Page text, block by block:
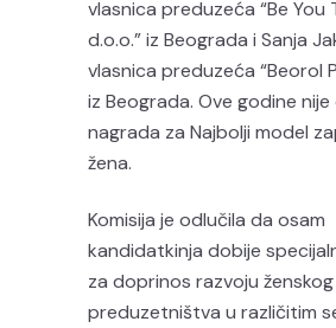
vlasnica preduzeća “Be You
d.o.o.” iz Beograda i Sanja
vlasnica preduzeća “Beorol
iz Beograda. Ove godine
nagrada za Najbolji model
žena.
Komisija je odlučila da osam
kandidatkinja dobije
za doprinos razvoju ženskog
preduzetništva u različitim